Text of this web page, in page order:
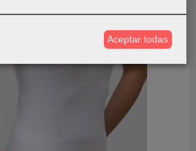
Aceptar todas